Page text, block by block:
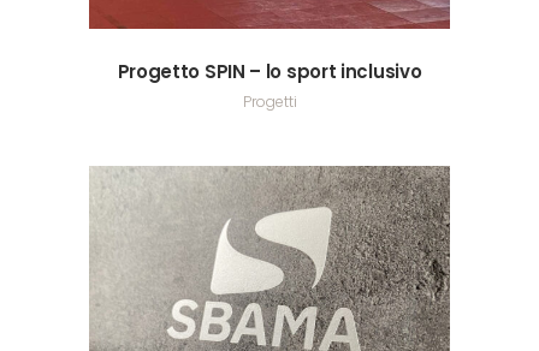
Progetto SPIN – lo sport inclusivo
Progetti